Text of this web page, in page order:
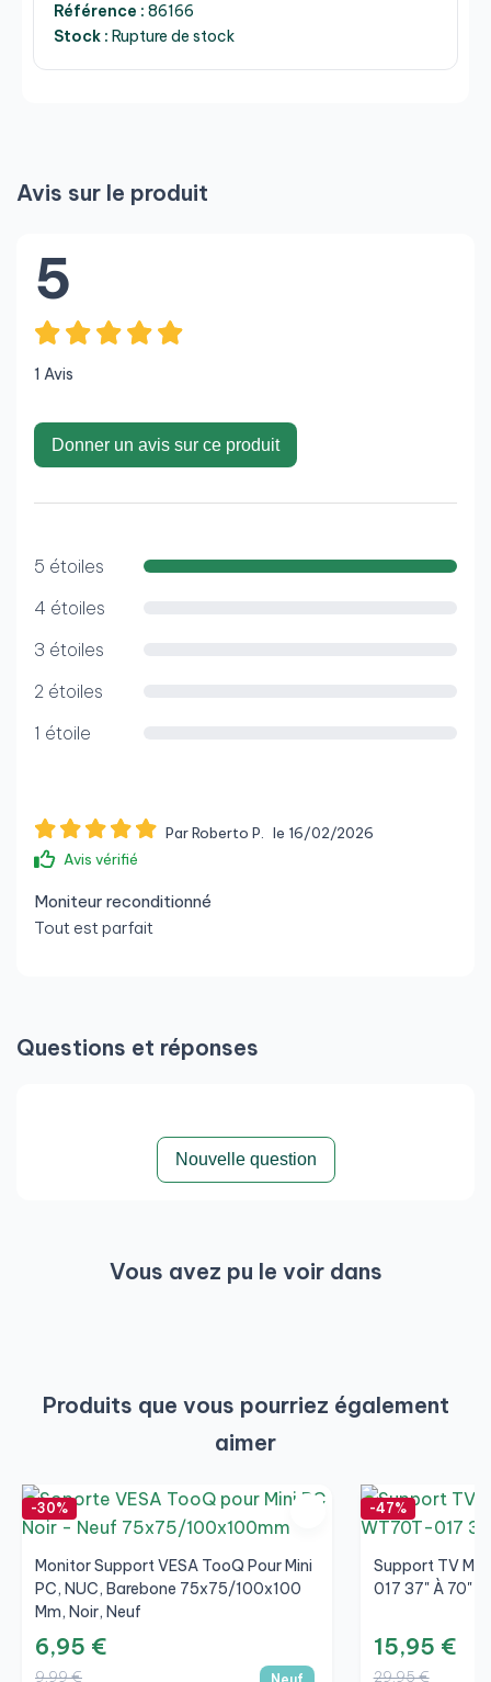
Référence : 86166
Stock : Rupture de stock
Avis sur le produit
5
1 Avis
Donner un avis sur ce produit
5 étoiles
4 étoiles
3 étoiles
2 étoiles
1 étoile
Par Roberto P.
le 16/02/2026
Avis vérifié
Moniteur reconditionné
Tout est parfait
Questions et réponses
Nouvelle question
Vous avez pu le voir dans
Produits que vous pourriez également
aimer
-30%
Monitor Support VESA TooQ Pour Mini
PC, NUC, Barebone 75x75/100x100
Mm, Noir, Neuf
6,95 €
9,99 €
-47%
Support TV
017 37" À 70"
15,95 €
29,95 €